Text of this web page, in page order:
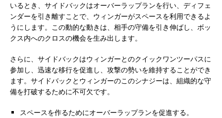
いるとき、サイドバックはオーバーラップランを行い、ディフェ
ンダーを引き離すことで、ウィンガーがスペースを利用できるよ
うにします。この動的な動きは、相手の守備を引き伸ばし、ボッ
クス内へのクロスの機会を生み出します。
さらに、サイドバックはウィンガーとのクイックワンツーパスに
参加し、迅速な移行を促進し、攻撃の勢いを維持することができ
ます。サイドバックとウィンガーのこのシナジーは、組織的な守
備を打破するために不可欠です。
スペースを作るためにオーバーラップランを促進する。